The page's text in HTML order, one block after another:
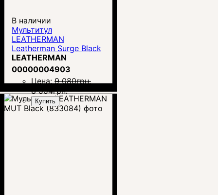
В наличии
Мультитул
LEATHERMAN
Leatherman Surge Black
(831334)
LEATHERMAN
00000004903
Цена: 9 080грн.
8 554грн.
Купить